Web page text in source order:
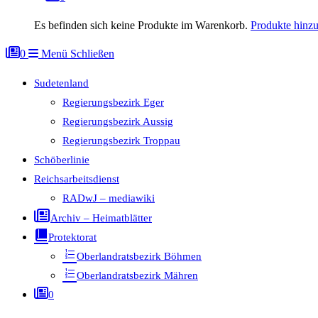
Es befinden sich keine Produkte im Warenkorb. Produkte
0 Menü Schließen
Sudetenland
Regierungsbezirk Eger
Regierungsbezirk Aussig
Regierungsbezirk Troppau
Schöberlinie
Reichsarbeitsdienst
RADwJ – mediawiki
Archiv – Heimatblätter
Protektorat
Oberlandratsbezirk Böhmen
Oberlandratsbezirk Mähren
0